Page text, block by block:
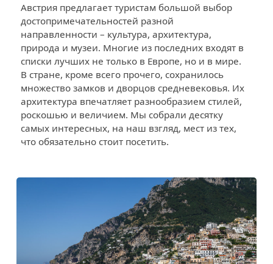
Австрия предлагает туристам большой выбор
достопримечательностей разной
направленности – культура, архитектура,
природа и музеи. Многие из последних входят в
списки лучших не только в Европе, но и в мире.
В стране, кроме всего прочего, сохранилось
множество замков и дворцов средневековья. Их
архитектура впечатляет разнообразием стилей,
роскошью и величием. Мы собрали десятку
самых интересных, на наш взгляд, мест из тех,
что обязательно стоит посетить.